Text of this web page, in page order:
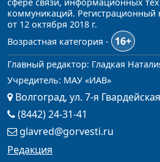
сфере связи, информационных
коммуникаций.
от 12 октября 2018 г.
Возрастная категория -
16+
Главный редактор: Гладкая
Учредитель: МАУ «ИАВ»
Волгоград, ул. 7-я
(8442) 24-31-41
glavred@gorvesti.ru
Редакция